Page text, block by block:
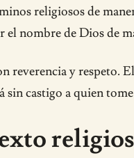
religiosos de
nombre de Dios de
reverencia y respeto.
castigo a quien